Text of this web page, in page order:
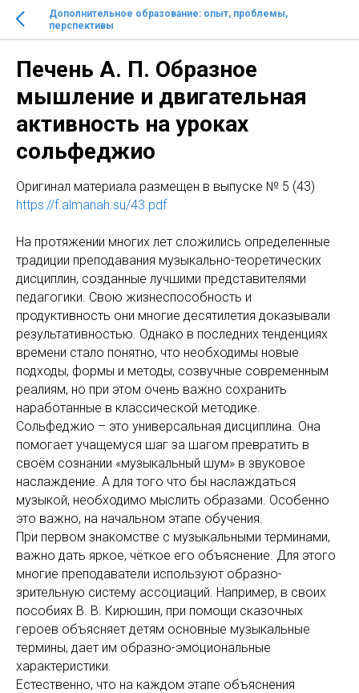
Дополнительное образование: опыт, проблемы,
перспективы
Печень А. П. Образное
мышление и двигательная
активность на уроках
сольфеджио
Оригинал материала размещен в выпуске № 5 (43)
https://f.almanah.su/43.pdf
На протяжении многих лет сложились определенные
традиции преподавания музыкально-теоретических
дисциплин, созданные лучшими представителями
педагогики. Свою жизнеспособность и
продуктивность они многие десятилетия доказывали
результативностью. Однако в последних тенденциях
времени стало понятно, что необходимы новые
подходы, формы и методы, созвучные современным
реалиям, но при этом очень важно сохранить
наработанные в классической методике.
Сольфеджио – это универсальная дисциплина. Она
помогает учащемуся шаг за шагом превратить в
своём сознании «музыкальный шум» в звуковое
наслаждение. А для того что бы наслаждаться
музыкой, необходимо мыслить образами. Особенно
это важно, на начальном этапе обучения.
При первом знакомстве с музыкальными терминами,
важно дать яркое, чёткое его объяснение. Для этого
многие преподаватели используют образно-
зрительную систему ассоциаций. Например, в своих
пособиях В. В. Кирюшин, при помощи сказочных
героев объясняет детям основные музыкальные
термины, дает им образно-эмоциональные
характеристики.
Естественно, что на каждом этапе объяснения